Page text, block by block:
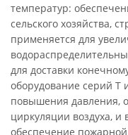
температур:
сельского хозяйства,
применяется для
для доставки
оборудование серий T
повышения давления,
циркуляции воздуха, и
обеспечение